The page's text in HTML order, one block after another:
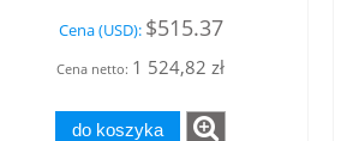
Cena (USD): $515.37
Cena netto: 1 524,82 zł
do koszyka